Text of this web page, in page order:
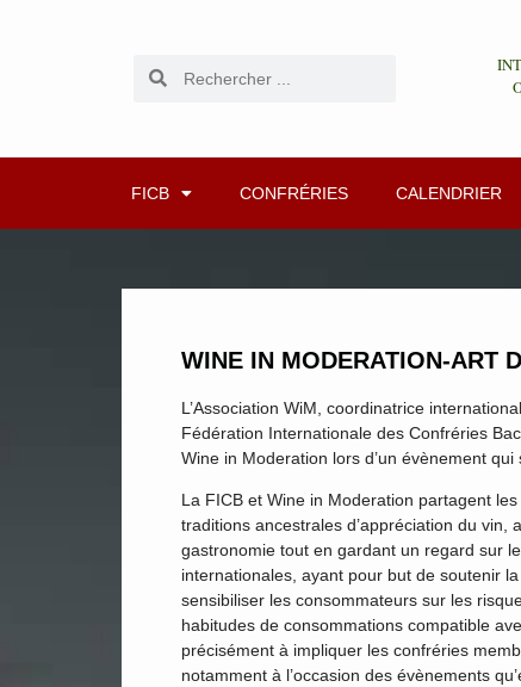
FICB CONFRÉRIES CALENDRIER
WINE IN MODERATION-ART
L’Association WiM, coordinatrice
Fédération Internationale des Confréries
Wine in Moderation lors d’un évènement
La FICB et Wine in Moderation partagent
traditions ancestrales d’appréciation du
gastronomie tout en gardant un regard sur
internationales, ayant pour but de soutenir
sensibiliser les consommateurs sur les
habitudes de consommations compatible
précisément à impliquer les confréries
notamment à l’occasion des évènements